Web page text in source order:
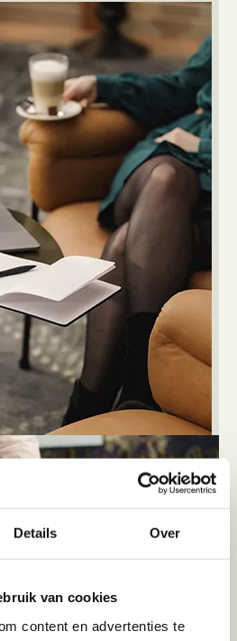
Details Over
van cookies
content en advertenties te
MEER INFO